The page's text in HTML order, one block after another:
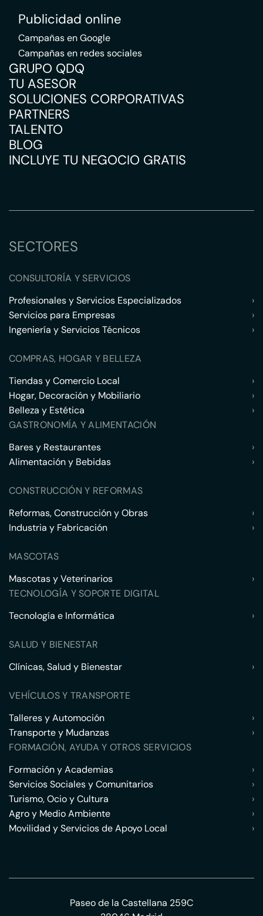
Publicidad online
Campañas en Google
Campañas en redes sociales
GRUPO QDQ
TU ASESOR
SOLUCIONES CORPORATIVAS
PARTNERS
TALENTO
BLOG
INCLUYE TU NEGOCIO GRATIS
SECTORES
CONSULTORÍA Y SERVICIOS
Profesionales y Servicios Especializados
›
Servicios para Empresas
›
Ingeniería y Servicios Técnicos
›
COMPRAS, HOGAR Y BELLEZA
Tiendas y Comercio Local
›
Hogar, Decoración y Mobiliario
›
Belleza y Estética
›
GASTRONOMÍA Y ALIMENTACIÓN
Bares y Restaurantes
›
Alimentación y Bebidas
›
CONSTRUCCIÓN Y REFORMAS
Reformas, Construcción y Obras
›
Industria y Fabricación
›
MASCOTAS
Mascotas y Veterinarios
›
TECNOLOGÍA Y SOPORTE DIGITAL
Tecnología e Informática
›
SALUD Y BIENESTAR
Clínicas, Salud y Bienestar
›
VEHÍCULOS Y TRANSPORTE
Talleres y Automoción
›
Transporte y Mudanzas
›
FORMACIÓN, AYUDA Y OTROS SERVICIOS
Formación y Academias
›
Servicios Sociales y Comunitarios
›
Turismo, Ocio y Cultura
›
Agro y Medio Ambiente
›
Movilidad y Servicios de Apoyo Local
›
Paseo de la Castellana 259C